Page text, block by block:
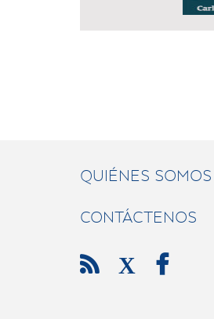
QUIÉNES SOMOS
CONTÁCTENOS
 X 